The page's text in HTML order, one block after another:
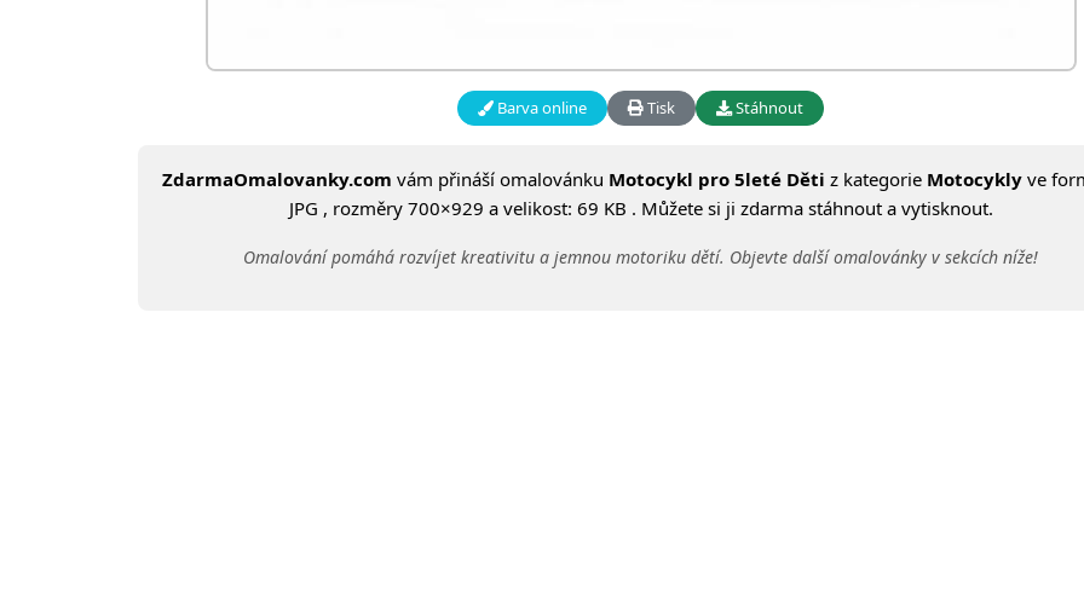
Barva online Tisk Stáhnout
ZdarmaOmalovanky.com vám přináší omalovánku Motocykl pro 5leté Děti z kategorie Motocykly ve
JPG , rozměry 700×929 a velikost: 69 KB . Můžete si ji zdarma stáhnout a vytisknout.
Omalování pomáhá rozvíjet kreativitu a jemnou motoriku dětí. Objevte další omalovánky v sekcích níže!